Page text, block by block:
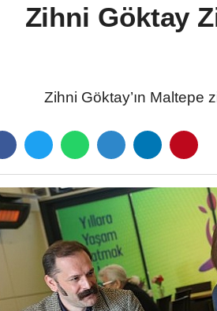
Zihni Göktay
Zihni Göktay’ın Maltepe